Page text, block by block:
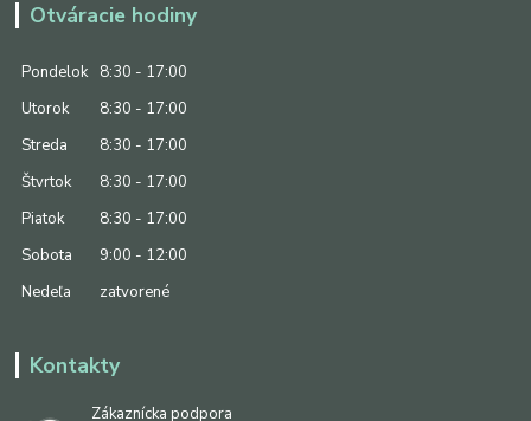
Otváracie hodiny
Pondelok
8:30 - 17:00
Utorok
8:30 - 17:00
Streda
8:30 - 17:00
Štvrtok
8:30 - 17:00
Piatok
8:30 - 17:00
Sobota
9:00 - 12:00
Nedeľa
zatvorené
Kontakty
Zákaznícka podpora